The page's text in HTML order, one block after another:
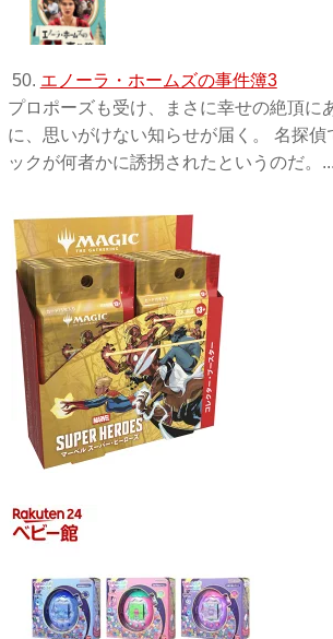
50. エノーラ・ホームズの事件簿3
プロポーズも受け、まさに幸せの絶頂に
に、思いがけない知らせが届く。 名探偵
ックが何者かに誘拐されたというのだ。...